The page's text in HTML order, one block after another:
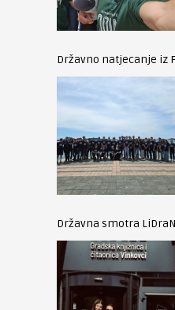
Državno natjecanje iz
Državna smotra